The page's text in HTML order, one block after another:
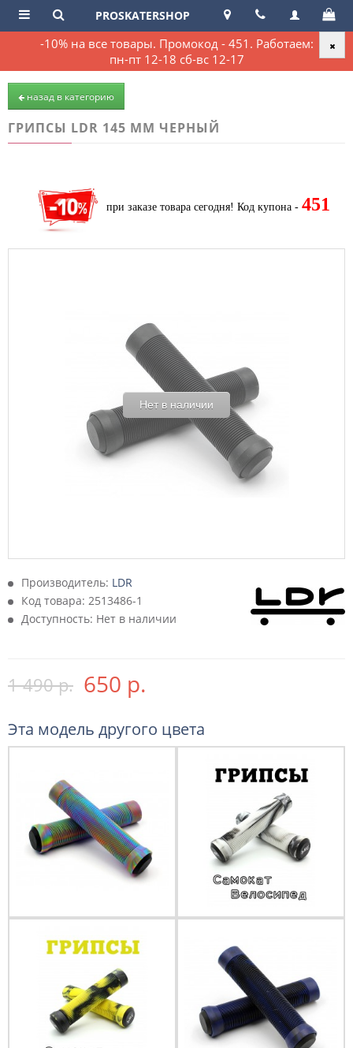
-10% на все товары. Промокод - 451. Работаем:
пн-пт 12-18 сб-вс 12-17
PROSKATERSHOP
назад в категорию
ГРИПСЫ LDR 145 ММ ЧЕРНЫЙ
при заказе товара сегодня! Код купона - 451
Нет в наличии
Производитель: LDR
Код товара: 2513486-1
Доступность: Нет в наличии
1 490 р. 650 р.
Эта модель другого цвета